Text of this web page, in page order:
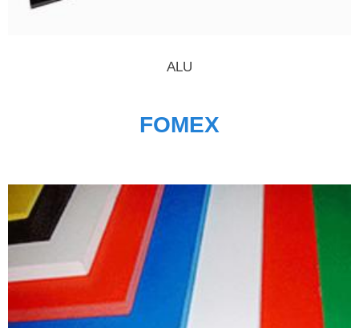
ALU
FOMEX